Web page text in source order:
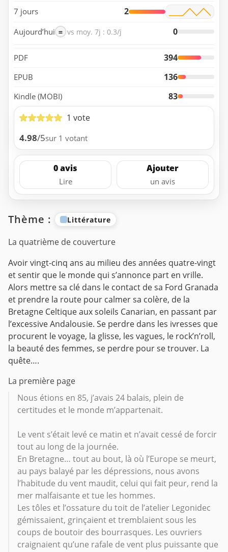
7 jours 2
Aujourd’hui = vs moy. 7j : 0.3/j 0
PDF 394
EPUB 136
Kindle (MOBI)
83
1 vote
4.98/5sur 1 votant
0 avis
Lire
Ajouter
un avis
Thème : Littérature
La quatrième de couverture
Avoir vingt-cinq ans au milieu des années quatre-vingt
et sentir que le monde qui s’annonce part en vrille.
Alors mettre sa clé dans le contact de sa Ford Granada
et prendre la route pour calmer sa colère, de la
Bretagne Celtique aux soleils Canarian, en passant par
l’excessive Andalousie. Se perdre dans les ivresses que
procurent le voyage, la glisse, les vagues, le rock’n’roll,
la beauté des femmes, se perdre pour se trouver. La
quête….
La première page
Nous étions en 85, j’avais 24 balais, plein de
certitudes et le monde m’appartenait.
Le vent s’était levé ce matin et n’avait cessé de forcir
tout au long de la journée.
En Bretagne… tout au bout, là où l’Europe se meurt,
au pays balayé par les dépressions, nous avons
l’habitude du vent maudit, celui qui fait peur, rend la
mer malfaisante et tue les hommes.
Les tôles et l’ossature du toit de l’atelier Legonidec
gémissaient, grinçaient et tremblaient sous les
coups de boutoir des bourrasques. Les ouvriers
craignaient qu’une rafale de vent plus puissante que